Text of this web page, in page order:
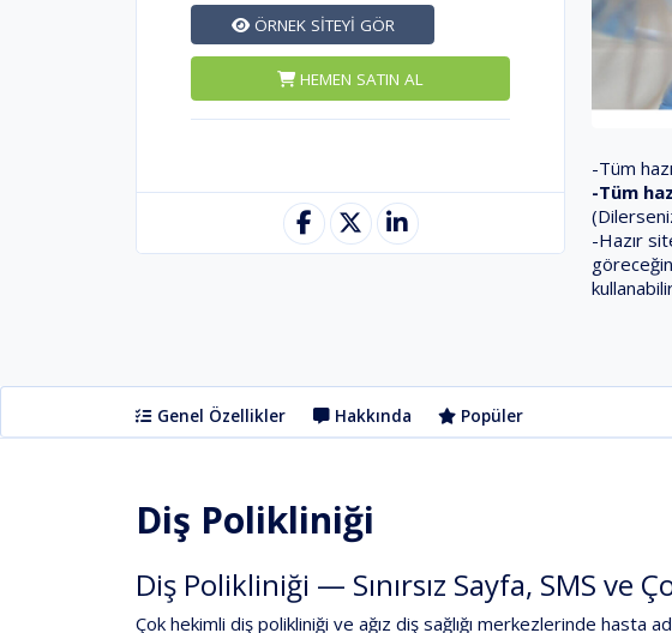
ÖRNEK SİTEYİ GÖR
HEMEN SATIN AL
-Tüm
-Tüm
-Hazır
Genel Özellikler Hakkında Popüler
Diş Polikliniği
Diş Polikliniği — Sınırsız Sayfa, SMS ve
Çok hekimlidiş polikliniği ve ağız diş sağlığı merkezlerinde hasta